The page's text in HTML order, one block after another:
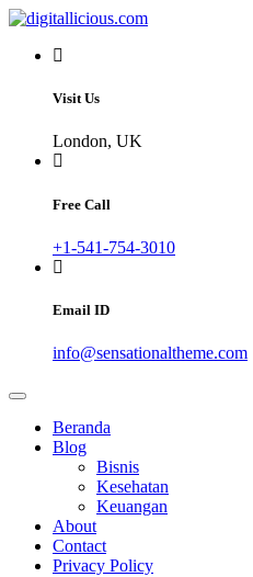
Skip
content
digitallicious.com
Sharing Digital Information
Visit Us
London, UK
Free Call
+1-541-754-3010
Email ID
info@sensationaltheme.com
Beranda
Blog
Bisnis
Kesehatan
Keuangan
About
Contact
Privacy Policy